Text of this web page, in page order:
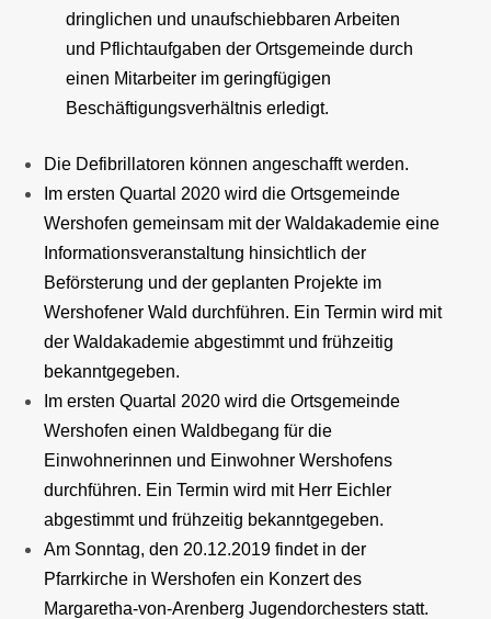
dringlichen und unaufschiebbaren Arbeiten
und Pflichtaufgaben der Ortsgemeinde durch
einen Mitarbeiter im geringfügigen
Beschäftigungsverhältnis erledigt.
Die Defibrillatoren können angeschafft werden.
Im ersten Quartal 2020 wird die Ortsgemeinde
Wershofen gemeinsam mit der Waldakademie eine
Informationsveranstaltung hinsichtlich der
Beförsterung und der geplanten Projekte im
Wershofener Wald durchführen. Ein Termin wird mit
der Waldakademie abgestimmt und frühzeitig
bekanntgegeben.
Im ersten Quartal 2020 wird die Ortsgemeinde
Wershofen einen Waldbegang für die
Einwohnerinnen und Einwohner Wershofens
durchführen. Ein Termin wird mit Herr Eichler
abgestimmt und frühzeitig bekanntgegeben.
Am Sonntag, den 20.12.2019 findet in der
Pfarrkirche in Wershofen ein Konzert des
Margaretha-von-Arenberg Jugendorchesters statt.